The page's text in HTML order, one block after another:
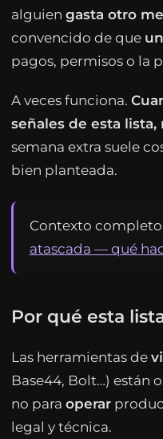
alguien gasta otro
convencido de que
pagos, permisos o la
A veces funciona.
señales de esta
semana extra suele
bien planteada.
Contexto
atascada — qué
Por qué esta
Las herramientas de
Base44, Bolt…) están
no para operar
legal y técnica.